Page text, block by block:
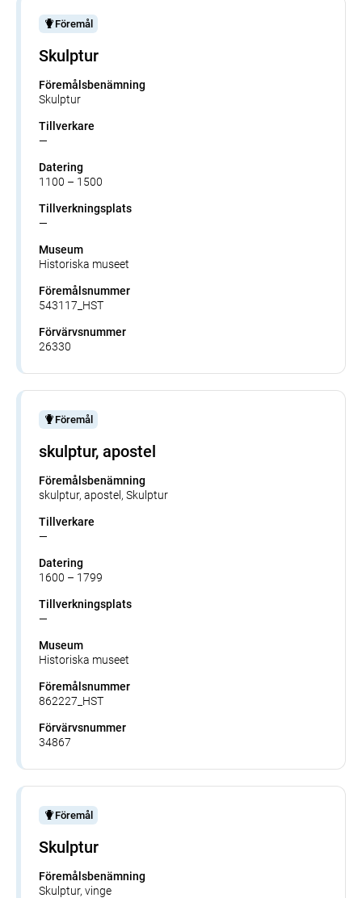
Föremål
Skulptur
Föremålsbenämning
Skulptur
Tillverkare
—
Datering
1100 – 1500
Tillverkningsplats
—
Museum
Historiska museet
Föremålsnummer
543117_HST
Förvärvsnummer
26330
Föremål
skulptur, apostel
Föremålsbenämning
skulptur, apostel, Skulptur
Tillverkare
—
Datering
1600 – 1799
Tillverkningsplats
—
Museum
Historiska museet
Föremålsnummer
862227_HST
Förvärvsnummer
34867
Föremål
Skulptur
Föremålsbenämning
Skulptur, vinge